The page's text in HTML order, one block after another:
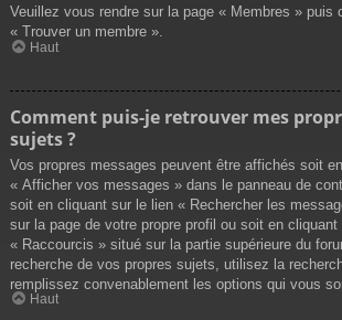
Veuillez vous rendre sur la page « Membres » puis
« Trouver un membre ».
Haut
Comment puis-je retrouver mes
sujets ?
Vos propres messages peuvent être affichés soit
« Afficher vos messages » dans le panneau de
soit en cliquant sur le lien « Rechercher les
sur la page de votre propre profil ou soit en
« Raccourcis » situé sur la partie supérieure du
recherche de vos propres sujets, utilisez la
remplissez convenablement les options qui vous
Haut